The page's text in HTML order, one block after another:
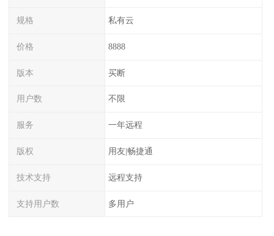
规格 私有云
价格 8888
版本 买断
用户数 不限
服务 一年远程
版权 用友|畅捷通
技术支持 远程支持
支持用户数 多用户